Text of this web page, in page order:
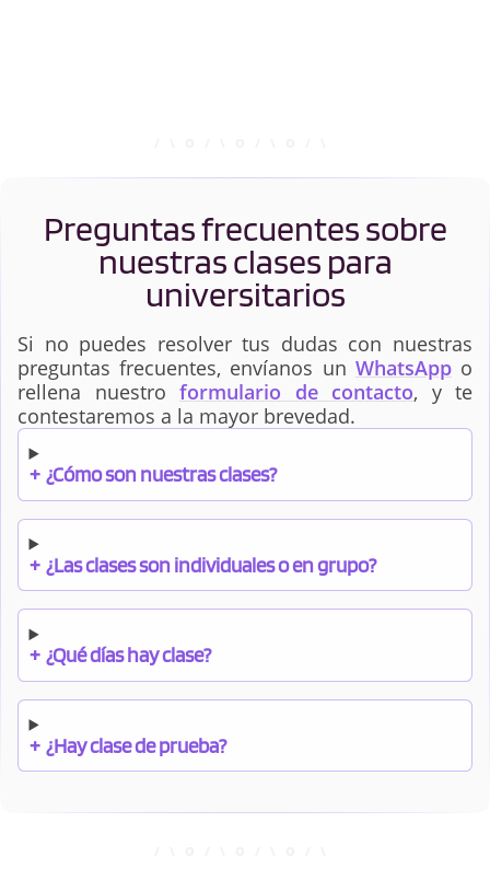
Preguntas frecuentes sobre
nuestras clases para
universitarios
Si no puedes resolver tus dudas con nuestras
preguntas frecuentes, envíanos un WhatsAppo
rellena nuestro formulario de contacto, y te
contestaremos a la mayor brevedad.
+ ¿Cómo son nuestras clases?
+ ¿Las clases son individuales o en grupo?
+ ¿Qué días hay clase?
+ ¿Hay clase de prueba?